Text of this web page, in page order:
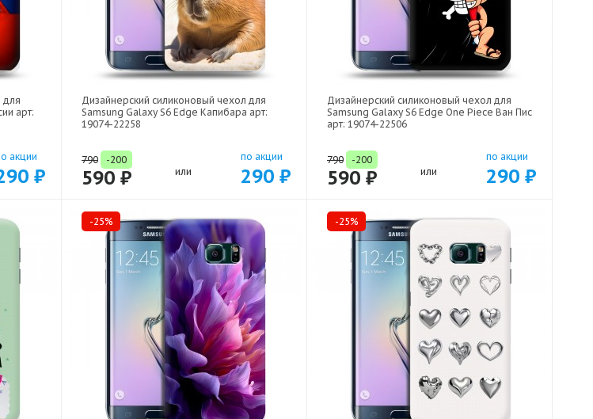
для
арт:
акции
₽
Дизайнерский силиконовый чехол для
Samsung Galaxy S6 Edge Капибара арт:
19074-22258
790 -200
590 ₽ или
по акции
290 ₽
Дизайнерский силиконовый чехол для
Samsung Galaxy S6 Edge One Piece Ван Пис
арт: 19074-22506
790 -200
590 ₽ или
по акции
290 ₽
-25% -25%